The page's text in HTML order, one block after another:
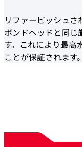
リファービッシュ
ボンドヘッドと同じ
す。これにより最高
ことが保証されます。